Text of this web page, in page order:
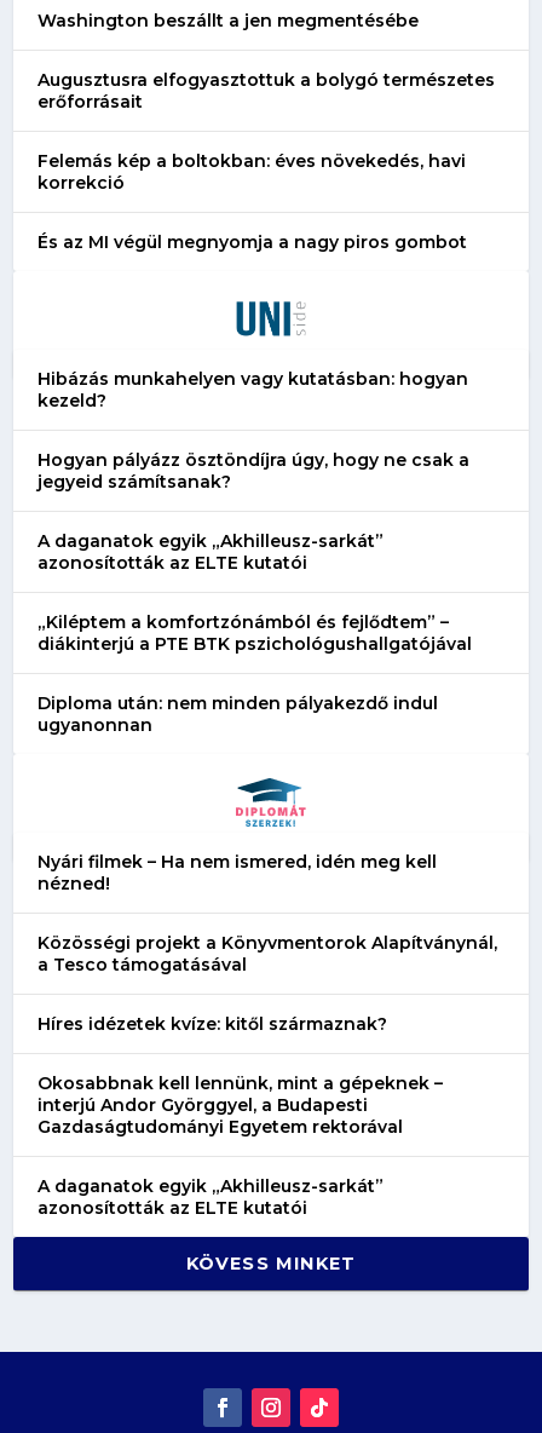
Washington beszállt a jen megmentésébe
Augusztusra elfogyasztottuk a bolygó természetes
erőforrásait
Felemás kép a boltokban: éves növekedés, havi
korrekció
És az MI végül megnyomja a nagy piros gombot
Hibázás munkahelyen vagy kutatásban: hogyan
kezeld?
Hogyan pályázz ösztöndíjra úgy, hogy ne csak a
jegyeid számítsanak?
A daganatok egyik „Akhilleusz-sarkát”
azonosították az ELTE kutatói
„Kiléptem a komfortzónámból és fejlődtem” –
diákinterjú a PTE BTK pszichológushallgatójával
Diploma után: nem minden pályakezdő indul
ugyanonnan
Nyári filmek – Ha nem ismered, idén meg kell
nézned!
Közösségi projekt a Könyvmentorok Alapítványnál,
a Tesco támogatásával
Híres idézetek kvíze: kitől származnak?
Okosabbnak kell lennünk, mint a gépeknek –
interjú Andor Györggyel, a Budapesti
Gazdaságtudományi Egyetem rektorával
A daganatok egyik „Akhilleusz-sarkát”
azonosították az ELTE kutatói
KÖVESS MINKET